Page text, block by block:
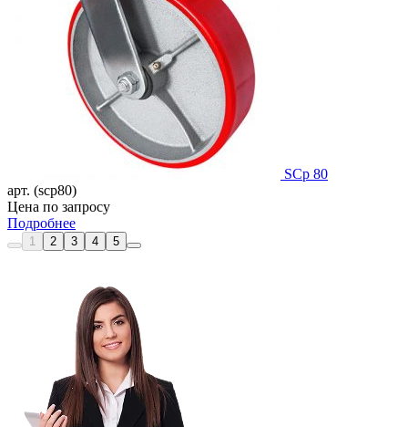
SCp 80
арт. (scp80)
Цена по запросу
Подробнее
1 2 3 4 5